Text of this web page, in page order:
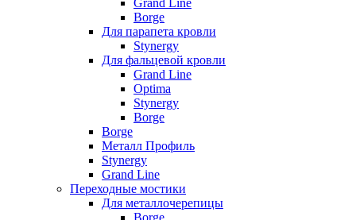
Grand Line
Borge
Для парапета кровли
Stynergy
Для фальцевой кровли
Grand Line
Optima
Stynergy
Borge
Borge
Металл Профиль
Stynergy
Grand Line
Переходные мостики
Для металлочерепицы